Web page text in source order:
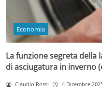
Economia
La funzione segreta della
di asciugatura in inverno
Claudio Rossi 4 Dicembre